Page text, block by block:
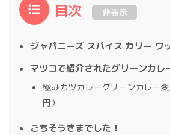
目次 非表示
ジャパニーズ スパイス カリー ワ
マツコで紹介されたグリーンカレ
極みカツカレーグリーンカレー
円）
ごちそうさまでした！